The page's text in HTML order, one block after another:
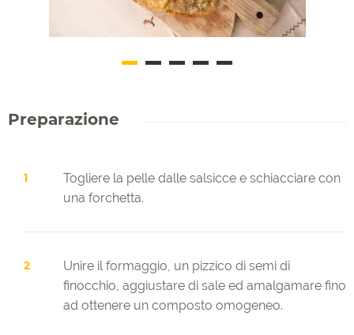
Preparazione
Togliere la pelle dalle salsicce e schiacciare con
una forchetta.
Unire il formaggio, un pizzico di semi di
finocchio, aggiustare di sale ed amalgamare fino
ad ottenere un composto omogeneo.